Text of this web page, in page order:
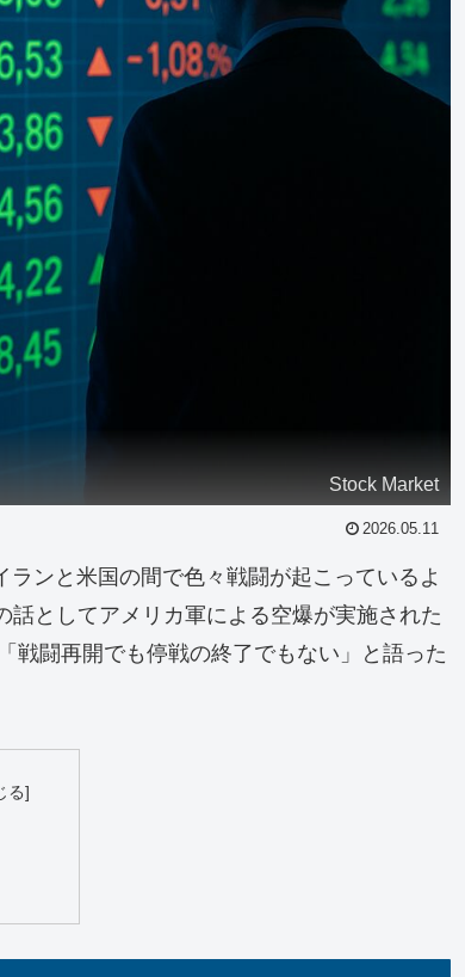
Stock Market
2026.05.11
ンと米国の間で色々戦闘が起こっているよ
としてアメリカ軍による空爆が実施された
戦闘再開でも停戦の終了でもない」と語った